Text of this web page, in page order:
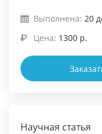
Выполнена: 20
Цена: 1300 р.
Научная статья